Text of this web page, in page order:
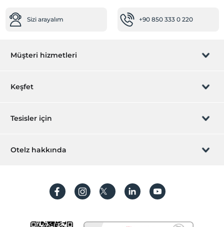
Sizi arayalım +90 850 333 0 220
Müşteri hizmetleri
Rezervasyon yönet
Sıkça sorulan sorular
Keşfet
Hediye Kart
Hesap oluştur
Tesisler için
Hemen tesisinizi ekleyin
Otelz hakkında